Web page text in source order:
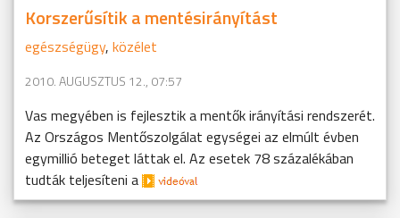
Korszerűsítik a mentésirányítást
egészségügy, közélet
2010. AUGUSZTUS 12., 07:57
Vas megyében is fejlesztik a mentők irányítási rendszerét.
Az Országos Mentőszolgálat egységei az elmúlt évben
egymillió beteget láttak el. Az esetek 78 százalékában
tudták teljesíteni a